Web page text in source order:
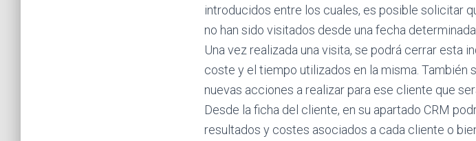
introducidos entre los cuales, es posible solicitar
no han sido visitados desde una fecha determinada.
Una vez realizada una visita, se podrá cerrar esta
coste y el tiempo utilizados en la misma. También
nuevas acciones a realizar para ese cliente que
Desde la ficha del cliente, en su apartado CRM
resultados y costes asociados a cada cliente o